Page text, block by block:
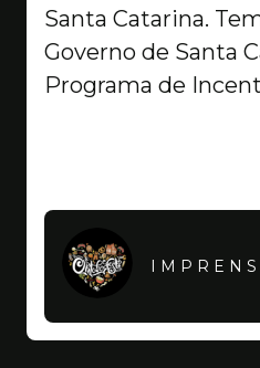
Santa Catarina.
Governo de Santa
Programa de